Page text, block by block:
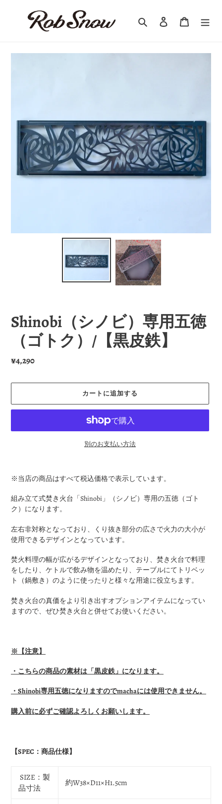
検索 ログインカート
Shinobi（シノビ）専用五徳
（ゴトク）/【黒皮鉄】
通
価
¥4,290
カートに追加する
別のお支払い方法
ー
ト
に
商
品
を
追
す
る
※当店の商品はすべて税込価格で表示しています。
組み立て式焚き火台「Shinobi」（シノビ）専用の五徳（ゴト
ク）になります。
左右非対称となっており、くり抜き部分の広さで火力の大小が
使用できるデザインとなっています。
焚火料理の幅が広がるデザインとなっており、焚き火台で料理
をしたり、ケトルで飲み物を温めたり、テーブルにてトリベッ
ト（鍋敷き）のように使ったりと様々な用途に役立ちます。
焚き火台の真価をより引き出すオプションアイテムになってい
ますので、ぜひ焚き火台と併せてお使いください。
※【注意】
・こちらの商品の素材は「黒皮鉄」になります。
・Shinobi専用五徳になりますのでmachaには使用できません。
購入前に必ずご確認よろしくお願いします。
【SPEC：商品仕様】
SIZE：製
品寸法
約W38×D11×H1.5cm